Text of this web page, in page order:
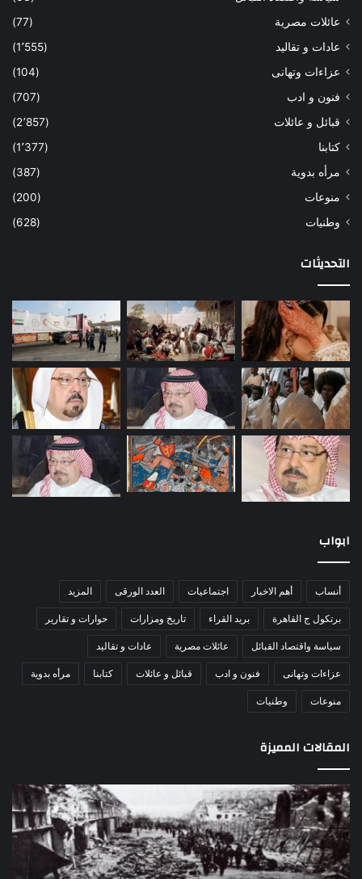
عائلات مصرية
(77)
عادات و تقاليد
(1٬555)
عزاءات وتهانى
(104)
فنون و ادب
(707)
قبائل و عائلات
(2٬857)
كتابنا
(1٬377)
مرأه بدوية
(387)
منوعات
(200)
وطنيات
(628)
التحديثات
ابواب
أنساب أهم الاخبار اجتماعيات العدد الورقى المزيد
برتكول ج القاهرة بريد القراء تاريخ ومزارات حوارات و تقارير
سياسة واقتصاد القبائل عائلات مصرية عادات و تقاليد
عزاءات وتهانى فنون و ادب قبائل و عائلات كتابنا مرأه بدوية
منوعات وطنيات
المقالات المميزة
مذبحة
اللد..
القصة
الكاملة
لإحدى
أكبر